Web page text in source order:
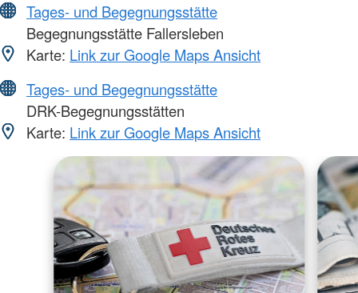
Tages- und Begegnungsstätte
Begegnungsstätte Fallersleben
Karte: Link zur Google Maps Ansicht
Tages- und Begegnungsstätte
DRK-Begegnungsstätten
Karte: Link zur Google Maps Ansicht